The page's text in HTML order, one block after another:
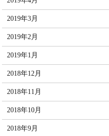
2019年3月
2019年2月
2019年1月
2018年12月
2018年11月
2018年10月
2018年9月